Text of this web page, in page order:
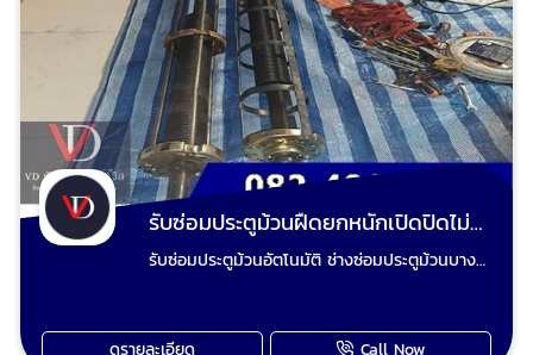
รับซ่อมประตูม้วนฝืดยกหนักเปิดปิดไม่ลื่น
รับซ่อมประตูม้วนอัตโนมัติ ช่างซ่อมประตูม้วนบาง
ต้องการซ่อมแซมประตูม้วนในพื้นที่ บางบอน ไม่ว่า
ดูรายละเอียด Call Now